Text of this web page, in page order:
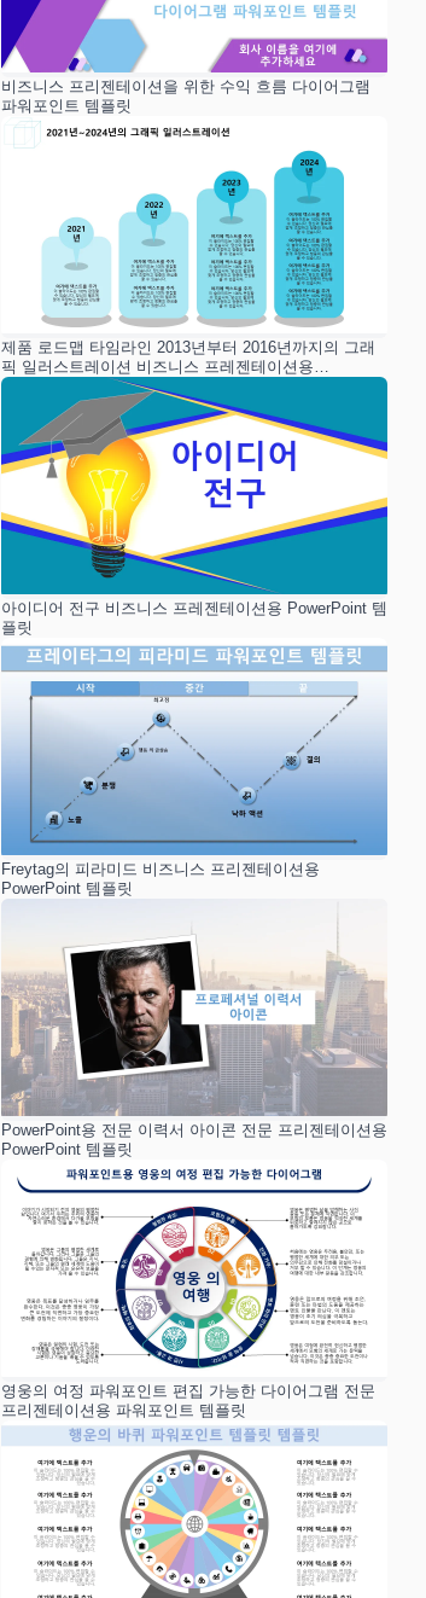
비즈니스 프리젠테이션을 위한 수익 흐름 다이어그램
파워포인트 템플릿
제품 로드맵 타임라인 2013년부터 2016년까지의 그래
픽 일러스트레이션 비즈니스 프레젠테이션용
PowerPoint 템플릿 슬라이드
아이디어 전구 비즈니스 프레젠테이션용 PowerPoint 템
플릿
Freytag의 피라미드 비즈니스 프리젠테이션용
PowerPoint 템플릿
PowerPoint용 전문 이력서 아이콘 전문 프리젠테이션용
PowerPoint 템플릿
영웅의 여정 파워포인트 편집 가능한 다이어그램 전문
프리젠테이션용 파워포인트 템플릿